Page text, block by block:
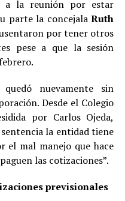
a la reunión por estar
parte la concejalaRuth
por tener otros
pese a que la sesión
nuevamente sin
Desde el Colegio
por Carlos Ojeda,
la entidad tiene
el mal manejo que hace
las cotizaciones”.
previsionales